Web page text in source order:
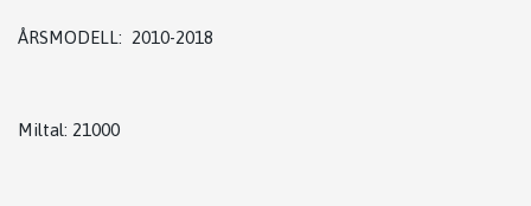
ÅRSMODELL: 2010-2018
Miltal: 21000